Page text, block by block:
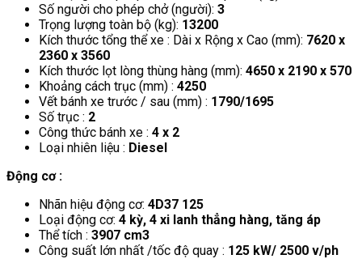
Số người cho phép chở (người): 3
Trọng lượng toàn bộ (kg): 13200
Kích thước tổng thể xe : Dài x Rộng x Cao (mm): 7620 x
2360 x 3560
Kích thước lọt lòng thùng hàng (mm): 4650 x 2190 x 570
Khoảng cách trục (mm) : 4250
Vết bánh xe trước / sau (mm) : 1790/1695
Số trục : 2
Công thức bánh xe : 4 x 2
Loại nhiên liệu : Diesel
Động cơ :
Nhãn hiệu động cơ: 4D37 125
Loại động cơ: 4 kỳ, 4 xi lanh thẳng hàng, tăng áp
Thể tích : 3907 cm3
Công suất lớn nhất /tốc độ quay : 125 kW/ 2500 v/ph